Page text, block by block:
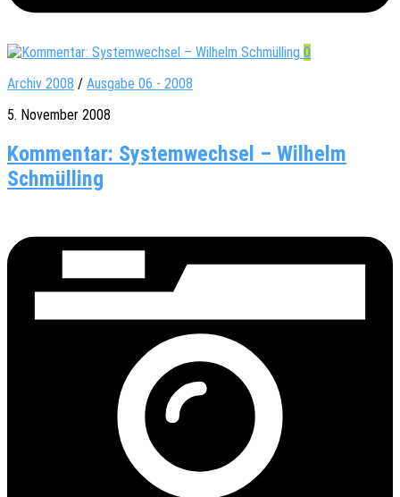
0
Archiv 2008 / Ausgabe 06 - 2008
5. November 2008
Kommentar: Systemwechsel – Wilhelm
Schmülling